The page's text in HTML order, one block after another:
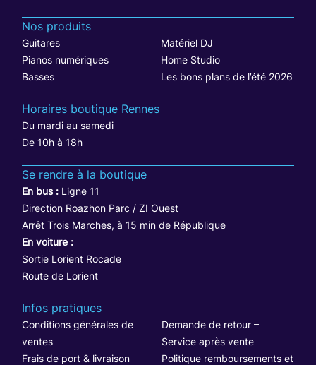
Nos produits
Guitares
Matériel DJ
Pianos numériques
Home Studio
Basses
Les bons plans de l’été 2026
Horaires boutique Rennes
Du mardi au samedi
De 10h à 18h
Se rendre à la boutique
En bus : Ligne 11
Direction Roazhon Parc / ZI Ouest
Arrêt Trois Marches, à 15 min de République
En voiture :
Sortie Lorient Rocade
Route de Lorient
Infos pratiques
Conditions générales de
ventes
Demande de retour –
Service après vente
Frais de port & livraison
Politique remboursements et